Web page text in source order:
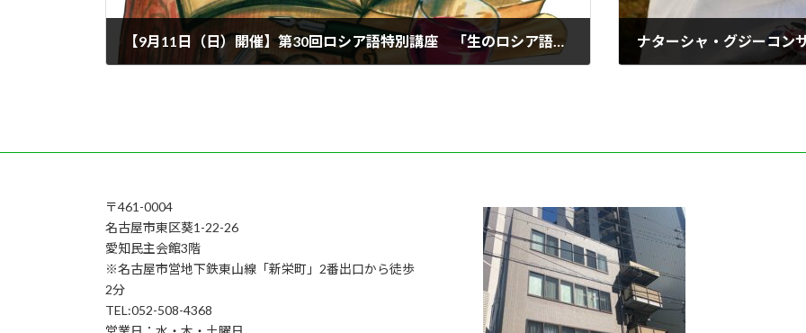
【9月11日（日）開催】第30回ロシア語特別講座 「生のロシア語に”触れて”みよう」 ナターシャ・グジーコン
〒461-0004
名古屋市東区葵1-22-26
愛知民主会館3階
※名古屋市営地下鉄東山線「新栄町」2番出口から徒歩
2分
TEL:052-508-4368